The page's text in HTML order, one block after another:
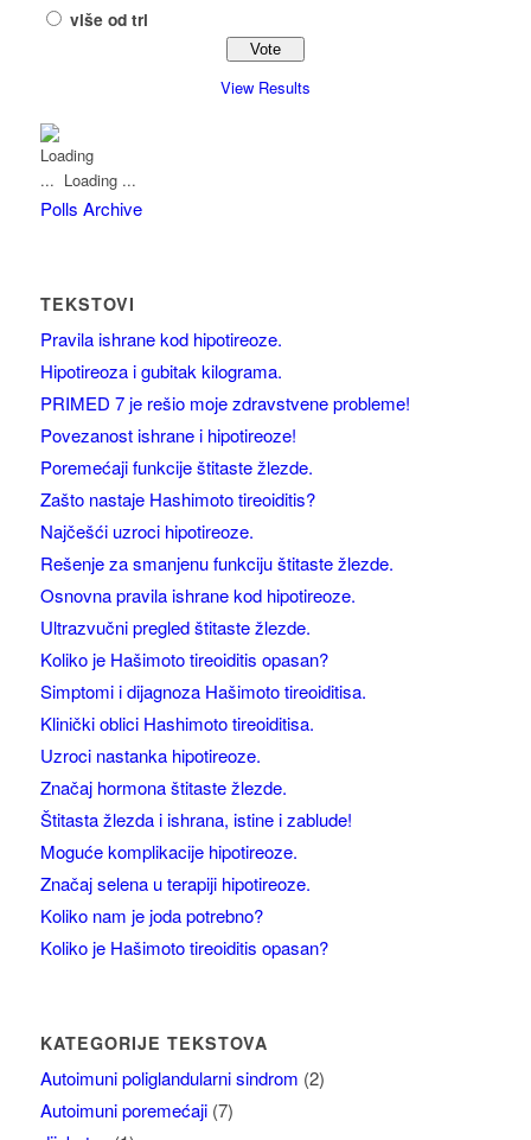
više od tri
View Results
Loading ...
Polls Archive
TEKSTOVI
Pravila ishrane kod hipotireoze.
Hipotireoza i gubitak kilograma.
PRIMED 7 je rešio moje zdravstvene probleme!
Povezanost ishrane i hipotireoze!
Poremećaji funkcije štitaste žlezde.
Zašto nastaje Hashimoto tireoiditis?
Najčešći uzroci hipotireoze.
Rešenje za smanjenu funkciju štitaste žlezde.
Osnovna pravila ishrane kod hipotireoze.
Ultrazvučni pregled štitaste žlezde.
Koliko je Hašimoto tireoiditis opasan?
Simptomi i dijagnoza Hašimoto tireoiditisa.
Klinički oblici Hashimoto tireoiditisa.
Uzroci nastanka hipotireoze.
Značaj hormona štitaste žlezde.
Štitasta žlezda i ishrana, istine i zablude!
Moguće komplikacije hipotireoze.
Značaj selena u terapiji hipotireoze.
Koliko nam je joda potrebno?
Koliko je Hašimoto tireoiditis opasan?
KATEGORIJE TEKSTOVA
Autoimuni poliglandularni sindrom (2)
Autoimuni poremećaji(7)